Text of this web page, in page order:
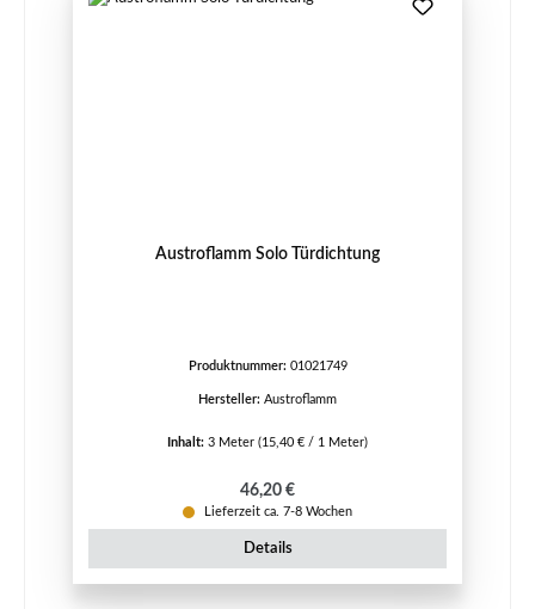
Austroflamm Solo Türdichtung
Produktnummer: 01021749
Hersteller: Austroflamm
Inhalt: 3 Meter (15,40 € / 1 Meter)
Regulärer Preis:
46,20 €
Lieferzeit ca. 7-8 Wochen
Details